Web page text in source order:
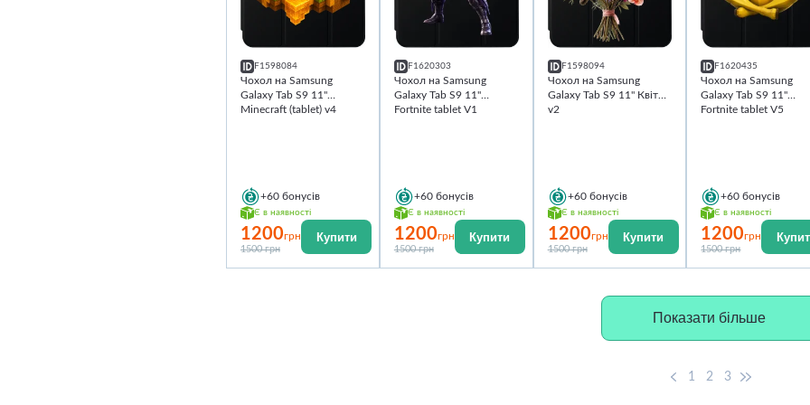
F1598084
Чохол на Samsung
Galaxy Tab S9 11''
Minecraft (tablet) v4
+60 бонусів
Є в наявності
1200грн
1500 грн
Купити
F1620303
Чохол на Samsung
Galaxy Tab S9 11''
Fortnite tablet V1
+60 бонусів
Є в наявності
1200грн
1500 грн
Купити
F1598094
Чохол на Samsung
Galaxy Tab S9 11'' Квіти
v2
+60 бонусів
Є в наявності
1200грн
1500 грн
Купити
F1620435
Чохол на Samsung
Galaxy Tab S9 11''
Fortnite tablet V5
+60 бонусів
Є в наявності
1200грн
1500 грн
Показати більше
1 2 3